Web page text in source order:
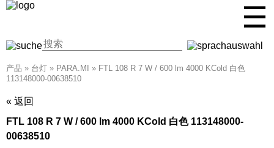
☰
产品 » 台灯 » PARA.MI » FTL 108 R 7 W / 600 lm 4000 KCold 白色
113148000-00638510
« 返回
FTL 108 R 7 W / 600 lm 4000 KCold 白色 113148000-
00638510